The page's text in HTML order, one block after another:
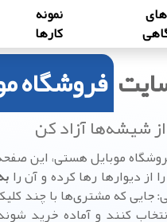
نمونه
کارها
فروشگاه
شیشه‌ها آزاد کن
موبایل هستی، این
از دیوارها رها کرده و آن را
جایی که مشتری‌ها با چند
کنند و آماده خرید